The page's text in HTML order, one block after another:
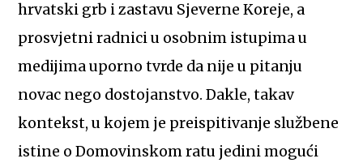
hrvatski grb i zastavu Sjeverne Koreje, a
prosvjetni radnici u osobnim istupima u
medijima uporno tvrde da nije u pitanju
novac nego dostojanstvo. Dakle, takav
kontekst, u kojem je preispitivanje službene
istine o Domovinskom ratu jedini mogući